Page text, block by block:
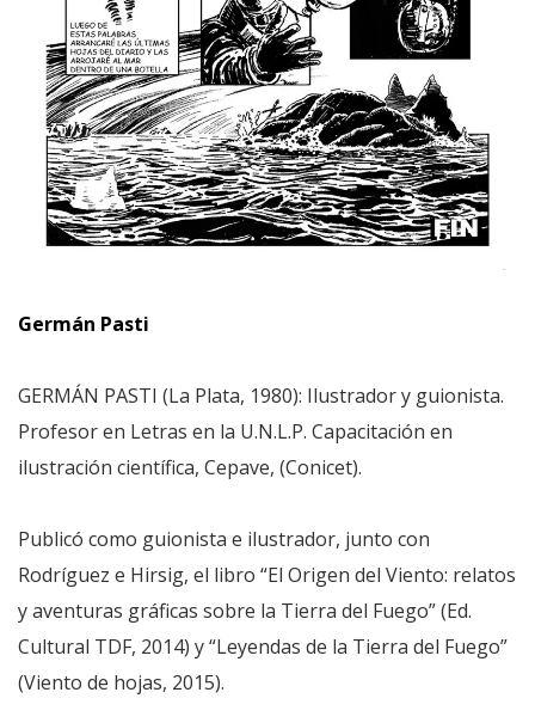
Germán Pasti
GERMÁN PASTI (La Plata, 1980): Ilustrador y guionista.
Profesor en Letras en la U.N.L.P. Capacitación en
ilustración científica, Cepave, (Conicet).
Publicó como guionista e ilustrador, junto con
Rodríguez e Hirsig, el libro “El Origen del Viento: relatos
y aventuras gráficas sobre la Tierra del Fuego” (Ed.
Cultural TDF, 2014) y “Leyendas de la Tierra del Fuego”
(Viento de hojas, 2015).